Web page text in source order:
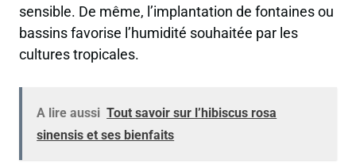
sensible. De même, l’implantation de fontaines ou
bassins favorise l’humidité souhaitée par les
cultures tropicales.
A lire aussi Tout savoir sur l’hibiscus rosa
sinensis et ses bienfaits